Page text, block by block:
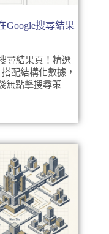
Google搜尋結果
尋結果頁！精選
配結構化數據，
無點擊搜尋策